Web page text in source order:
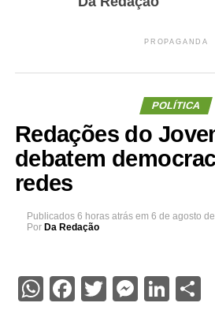
PROPAGANDA
POLÍTICA
Redações do
debatem
redes
Publicados 6 horas atrás em 6 de agosto
Por Da Redação
WhatsApp
Facebook
Twitter